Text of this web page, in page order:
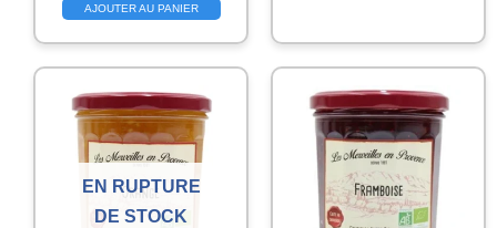
AJOUTER AU PANIER
EN RUPTURE
DE STOCK